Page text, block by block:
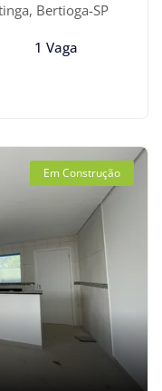
Bertioga-SP
1 Vaga
Em Construção